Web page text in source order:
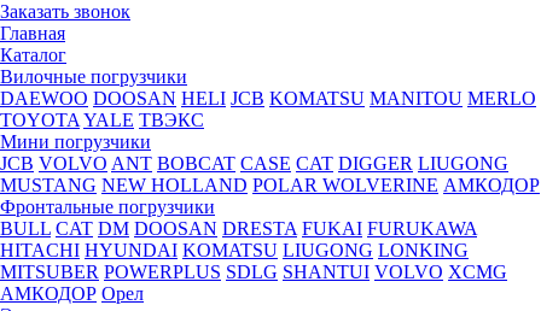
Заказать звонок
Главная
Каталог
Вилочные погрузчики
DAEWOO DOOSAN HELI JCB KOMATSU MANITOU MERLO
TOYOTA YALE ТВЭКС
Мини погрузчики
JCB VOLVO ANT BOBCAT CASE CAT DIGGER LIUGONG
MUSTANG NEW HOLLAND POLAR WOLVERINE АМКОДОР
Фронтальные погрузчики
BULL CAT DM DOOSAN DRESTA FUKAI FURUKAWA
HITACHI HYUNDAI KOMATSU LIUGONG LONKING
MITSUBER POWERPLUS SDLG SHANTUI VOLVO XCMG
АМКОДОР Орел